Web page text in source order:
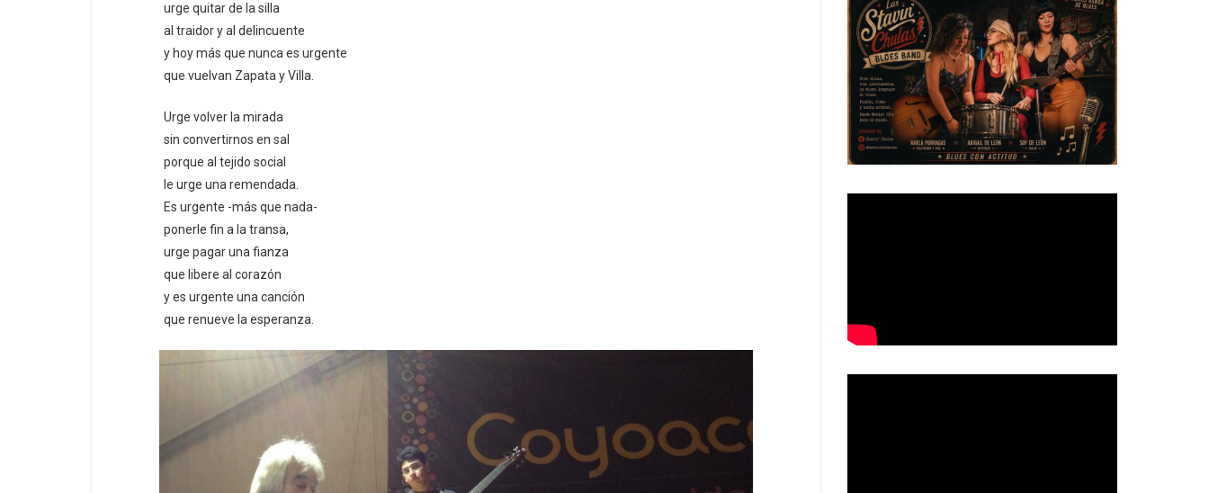
urge quitar de la silla
al traidor y al delincuente
y hoy más que nunca es urgente
que vuelvan Zapata y Villa.
Urge volver la mirada
sin convertirnos en sal
porque al tejido social
le urge una remendada.
Es urgente -más que nada-
ponerle fin a la transa,
urge pagar una fianza
que libere al corazón
y es urgente una canción
que renueve la esperanza.